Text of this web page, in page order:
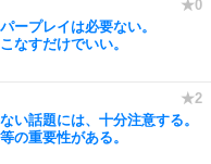
ープレイは必要ない。
なすだけでいい。
い話題には、十分注意する。
の重要性がある。